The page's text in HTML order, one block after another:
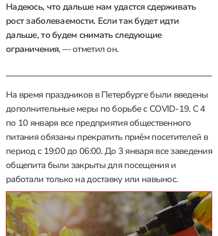
Надеюсь, что дальше нам удастся сдерживать
рост заболеваемости. Если так будет идти
дальше, то будем снимать следующие
ограничения, — отметил он.
На время праздников в Петербурге были введены
дополнительные меры по борьбе с COVID-19. С 4
по 10 января все предприятия общественного
питания обязаны прекратить приём посетителей в
период с 19:00 до 06:00. До 3 января все заведения
общепита были закрыты для посещения и
работали только на доставку или навынос.